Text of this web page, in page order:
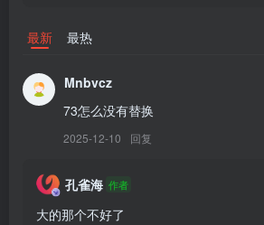
[6.30]
[5.22]
Nyako喵子 – NO.072 初音白兔[41P-323.1M]
[2024.4.21]
Nyako喵子 – NO.071 痴女メイド[151P-278.2M]
最新 最热
Mnbvcz
73怎么没有替换
2025-12-10 回复
孔雀海 作者
大的那个不好了